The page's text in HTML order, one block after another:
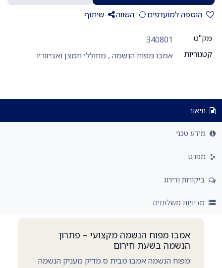
הוספה למועדפים השווה שיתוף
מק"ט
340801
קטגוריות
אמבו מפוח הנשמה, מחוללי חמצן ואביזוריו
תיאור
מידע טכני
מפרט
ביקורות ודירוג
מדיניות משלוחים
אמבו מפוח הנשמה מקצועי – פתרון
הנשמה בשעת חירום
מפוח הנשמה אמבו מבית ס.מדיק מעניק הנשמה